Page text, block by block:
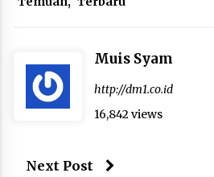
Muis Syam
http://dm1.co.id
16,842 views
Next Post